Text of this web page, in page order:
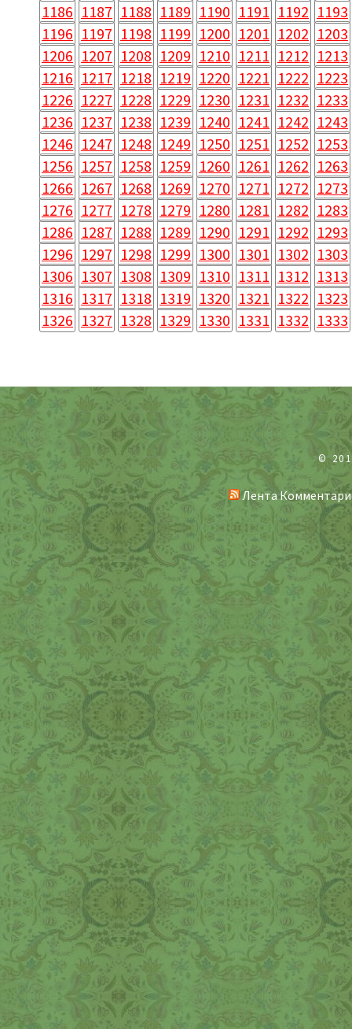
1186 1187 1188 1189 1190 1191 1192 1193
1196 1197 1198 1199 1200 1201 1202 1203
1206 1207 1208 1209 1210 1211 1212 1213
1216 1217 1218 1219 1220 1221 1222 1223
1226 1227 1228 1229 1230 1231 1232 1233
1236 1237 1238 1239 1240 1241 1242 1243
1246 1247 1248 1249 1250 1251 1252 1253
1256 1257 1258 1259 1260 1261 1262 1263
1266 1267 1268 1269 1270 1271 1272 1273
1276 1277 1278 1279 1280 1281 1282 1283
1286 1287 1288 1289 1290 1291 1292 1293
1296 1297 1298 1299 1300 1301 1302 1303
1306 1307 1308 1309 1310 1311 1312 1313
1316 1317 1318 1319 1320 1321 1322 1323
1326 1327 1328 1329 1330 1331 1332 1333
©
Лента